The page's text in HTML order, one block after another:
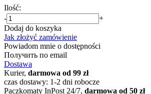
Ilość:
-
+
Dodaj do koszyka
Jak złożyć zamówienie
Powiadom mnie o dostępności
Получить по email
Dostawa
Kurier, darmowa od 99 zł
czas dostawy: 1-2 dni robocze
Paczkomaty InPost 24/7, darmowa od 50 zł